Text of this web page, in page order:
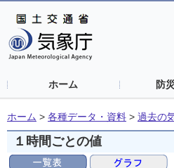
ホーム 防
ホーム > 各種データ・資料 > 過去の
１時間ごとの値